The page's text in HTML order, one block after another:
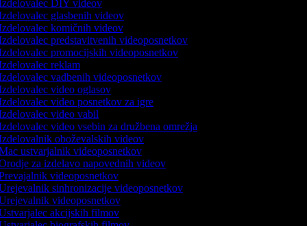
DIY videov
glasbenih videov
komičnih videov
predstavitvenih videoposnetkov
promocijskih videoposnetkov
reklam
vadbenih videoposnetkov
video oglasov
video posnetkov za igre
video vabil
video vsebin za družbena omrežja
oboževalskih videov
ustvarjalnik videoposnetkov
za izdelavo napovednih videov
videoposnetkov
sinhronizacije videoposnetkov
videoposnetkov
akcijskih filmov